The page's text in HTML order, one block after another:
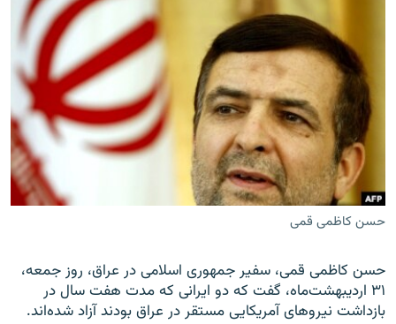
فرکانس‌ها
گزارش‌های تصویری
گزارش‌های ویدئویی
English
به ما بپیوندید
زبان‌های دیگر
حسن کاظمی قمی
حسن کاظمی قمی، سفير جمهوری اسلامی در عراق، روز جمعه،
۳۱ اردیبهشت‌ماه، گفت که دو ايرانی که مدت هفت سال در
بازداشت نيروهای آمريکايی مستقر در عراق بودند آزاد شده‌اند.